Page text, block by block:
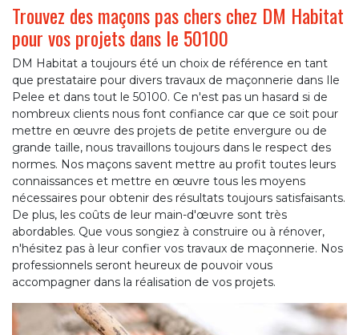
Trouvez des maçons pas chers chez DM Habitat
pour vos projets dans le 50100
DM Habitat a toujours été un choix de référence en tant
que prestataire pour divers travaux de maçonnerie dans Ile
Pelee et dans tout le 50100. Ce n'est pas un hasard si de
nombreux clients nous font confiance car que ce soit pour
mettre en œuvre des projets de petite envergure ou de
grande taille, nous travaillons toujours dans le respect des
normes. Nos maçons savent mettre au profit toutes leurs
connaissances et mettre en œuvre tous les moyens
nécessaires pour obtenir des résultats toujours satisfaisants.
De plus, les coûts de leur main-d'œuvre sont très
abordables. Que vous songiez à construire ou à rénover,
n'hésitez pas à leur confier vos travaux de maçonnerie. Nos
professionnels seront heureux de pouvoir vous
accompagner dans la réalisation de vos projets.